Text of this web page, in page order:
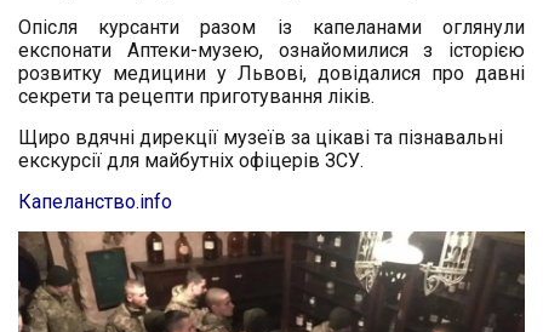
Опісля курсанти разом із капеланами оглянули
експонати Аптеки-музею, ознайомилися з історією
розвитку медицини у Львові, довідалися про давні
секрети та рецепти приготування ліків.
Щиро вдячні дирекції музеїв за цікаві та пізнавальні
екскурсії для майбутніх офіцерів ЗСУ.
Капеланство.info